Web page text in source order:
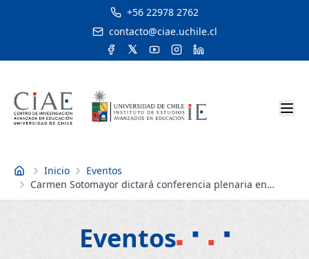
+56 22978 2762
contacto@ciae.uchile.cl
Inicio Inicio
Eventos
Carmen Sotomayor dictará conferencia plenaria en
Segundo Congreso Nacional de Pedagogía
Eventos